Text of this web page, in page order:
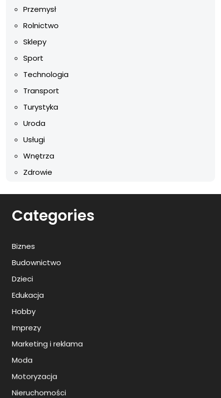
Przemysł
Rolnictwo
Sklepy
Sport
Technologia
Transport
Turystyka
Uroda
Usługi
Wnętrza
Zdrowie
Categories
Biznes
Budownictwo
Dzieci
Edukacja
Hobby
Imprezy
Marketing i reklama
Moda
Motoryzacja
Nieruchomości